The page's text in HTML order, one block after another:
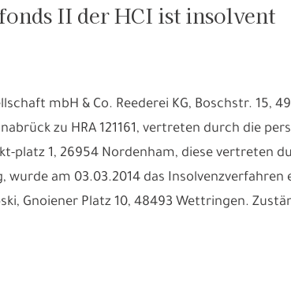
II der HCI ist insolvent
mbH & Co. Reederei KG, Boschstr. 15,
zu HRA 121161, vertreten durch die
platz 1, 26954 Nordenham, diese vertreten
wurde am 03.03.2014 das
Gnoiener Platz 10, 48493 Wettringen.